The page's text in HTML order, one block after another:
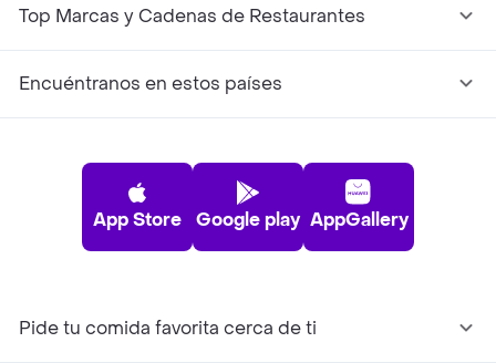
Top Marcas y Cadenas de Restaurantes
Encuéntranos en estos países
App Store Google play AppGallery
Pide tu comida favorita cerca de ti